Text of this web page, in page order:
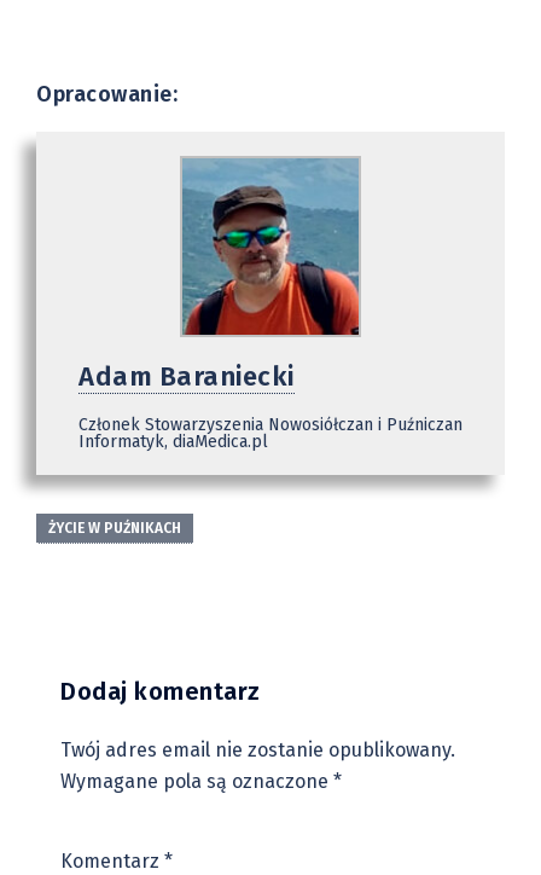
Opracowanie:
Adam Baraniecki
Członek Stowarzyszenia Nowosiółczan i Puźniczan
Informatyk, diaMedica.pl
ŻYCIE W PUŹNIKACH
Dodaj komentarz
Twój adres email nie zostanie opublikowany.
Wymagane pola są oznaczone *
Komentarz *